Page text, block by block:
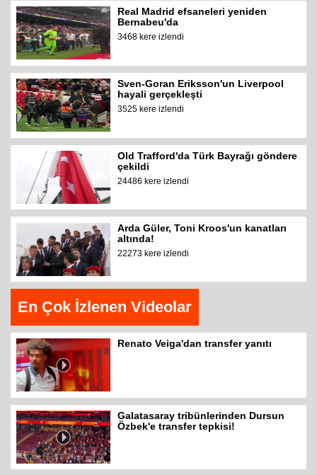
Real Madrid efsaneleri yeniden
Bernabeu'da
3468 kere izlendi
Sven-Goran Eriksson'un Liverpool
hayali gerçekleşti
3525 kere izlendi
Old Trafford'da Türk Bayrağı göndere
çekildi
24486 kere izlendi
Arda Güler, Toni Kroos'un kanatları
altında!
22273 kere izlendi
En Çok İzlenen Videolar
Renato Veiga'dan transfer yanıtı
Galatasaray tribünlerinden Dursun
Özbek'e transfer tepkisi!